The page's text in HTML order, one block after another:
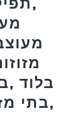
בלוד
,בתי